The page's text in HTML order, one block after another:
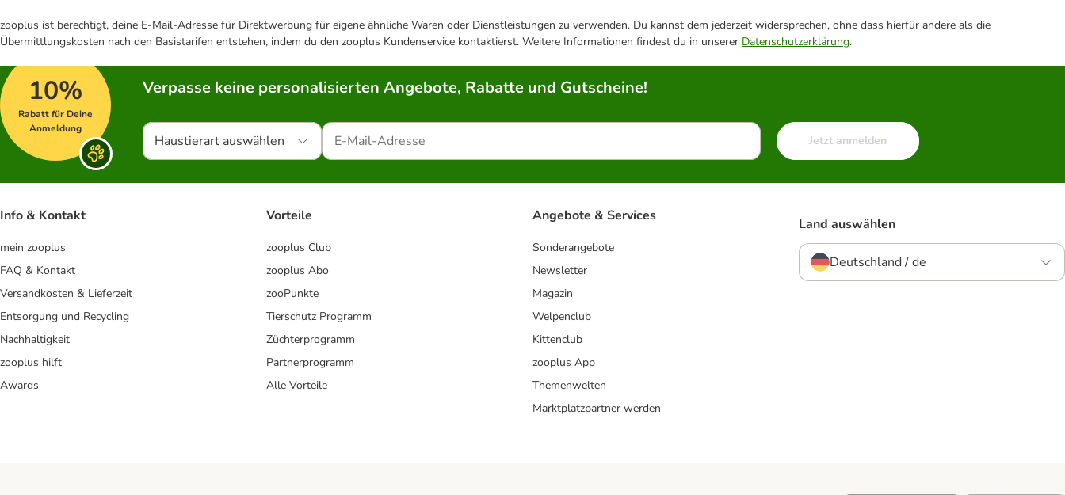
zooplus ist berechtigt, deine E-Mail-Adresse für Direktwerbung für eigene ähnliche Waren oder Dienstleistungen zu verwenden. Du kannst dem jederzeit widersprechen, ohne dass hierfür andere als die
Übermittlungskosten nach den Basistarifen entstehen, indem du den zooplus Kundenservice kontaktierst. Weitere Informationen findest du in unserer Datenschutzerklärung.
10%
Rabatt für Deine
Anmeldung
Verpasse keine personalisierten Angebote, Rabatte und Gutscheine!
Haustierart auswählen Jetzt anmelden
Info & Kontakt
mein zooplus
FAQ & Kontakt
Versandkosten & Lieferzeit
Entsorgung und Recycling
Nachhaltigkeit
zooplus hilft
Awards
Vorteile
zooplus Club
zooplus Abo
zooPunkte
Tierschutz Programm
Züchterprogramm
Partnerprogramm
Alle Vorteile
Angebote & Services
Sonderangebote
Newsletter
Magazin
Welpenclub
Kittenclub
zooplus App
Themenwelten
Marktplatzpartner werden
Land auswählen
Deutschland / de